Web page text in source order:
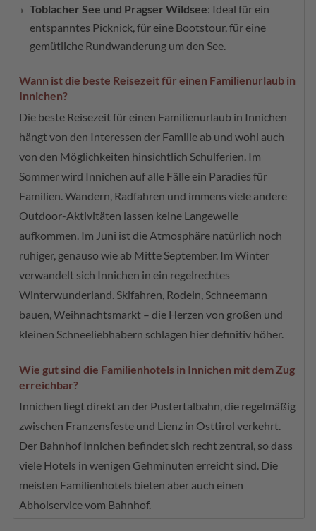
Toblacher See und Pragser Wildsee: Ideal für ein
entspanntes Picknick, für eine Bootstour, für eine
gemütliche Rundwanderung um den See.
Wann ist die beste Reisezeit für einen Familienurlaub in
Innichen?
Die beste Reisezeit für einen Familienurlaub in Innichen
hängt von den Interessen der Familie ab und wohl auch
von den Möglichkeiten hinsichtlich Schulferien. Im
Sommer wird Innichen auf alle Fälle ein Paradies für
Familien. Wandern, Radfahren und immens viele andere
Outdoor-Aktivitäten lassen keine Langeweile
aufkommen. Im Juni ist die Atmosphäre natürlich noch
ruhiger, genauso wie ab Mitte September. Im Winter
verwandelt sich Innichen in ein regelrechtes
Winterwunderland. Skifahren, Rodeln, Schneemann
bauen, Weihnachtsmarkt – die Herzen von großen und
kleinen Schneeliebhabern schlagen hier definitiv höher.
Wie gut sind die Familienhotels in Innichen mit dem Zug
erreichbar?
Innichen liegt direkt an der Pustertalbahn, die regelmäßig
zwischen Franzensfeste und Lienz in Osttirol verkehrt.
Der Bahnhof Innichen befindet sich recht zentral, so dass
viele Hotels in wenigen Gehminuten erreicht sind. Die
meisten Familienhotels bieten aber auch einen
Abholservice vom Bahnhof.